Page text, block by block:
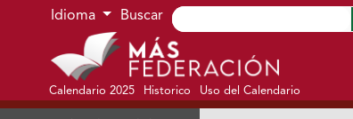
Ir al menú de navegación principal
Ir al contenido principal
Ir al pie de página del sitio
Idioma Buscar
Calendario 2025 Historico Uso del Calendario